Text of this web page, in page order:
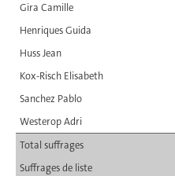
Gira Camille
Henriques Guida
Huss Jean
Kox-Risch Elisabeth
Sanchez Pablo
Westerop Adri
Total suffrages
Suffrages de liste